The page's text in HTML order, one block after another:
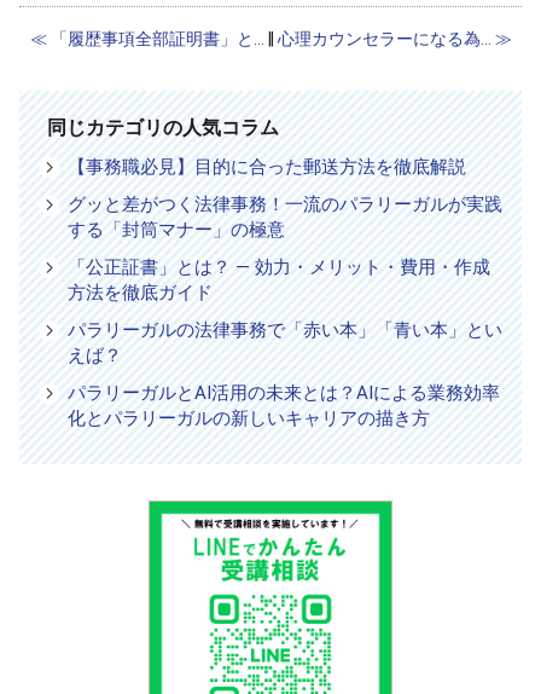
≪ 「履歴事項全部証明書」と... 心理カウンセラーになる為... ≫
同じカテゴリの人気コラム
【事務職必見】目的に合った郵送方法を徹底解説
グッと差がつく法律事務！一流のパラリーガルが実践
する「封筒マナー」の極意
「公正証書」とは？ — 効力・メリット・費用・作成
方法を徹底ガイド
パラリーガルの法律事務で「赤い本」「青い本」とい
えば？
パラリーガルとAI活用の未来とは？AIによる業務効率
化とパラリーガルの新しいキャリアの描き方